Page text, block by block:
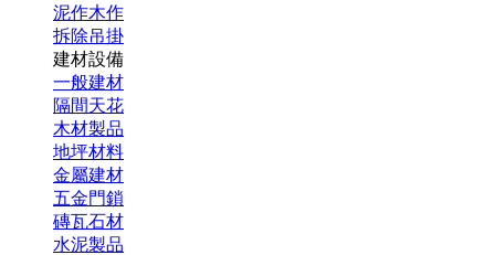
泥作木作
拆除吊掛
建材設備
一般建材
隔間天花
木材製品
地坪材料
金屬建材
五金門鎖
磚瓦石材
水泥製品